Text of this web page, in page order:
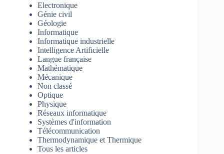
Electronique
Génie civil
Géologie
Informatique
Informatique industrielle
Intelligence Artificielle
Langue française
Mathématique
Mécanique
Non classé
Optique
Physique
Réseaux informatique
Systèmes d'information
Télécommunication
Thermodynamique et Thermique
Tous les articles